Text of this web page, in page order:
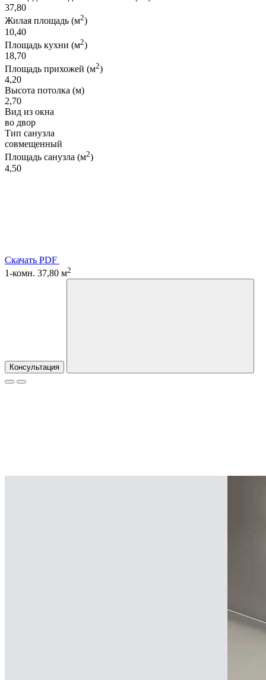
37,80
Жилая площадь (м2)
10,40
Площадь кухни (м2)
18,70
Площадь прихожей (м2)
4,20
Высота потолка (м)
2,70
Вид из окна
во двор
Тип санузла
совмещенный
Площадь санузла (м2)
4,50
Скачать PDF
1-комн. 37,80 м2
Консультация